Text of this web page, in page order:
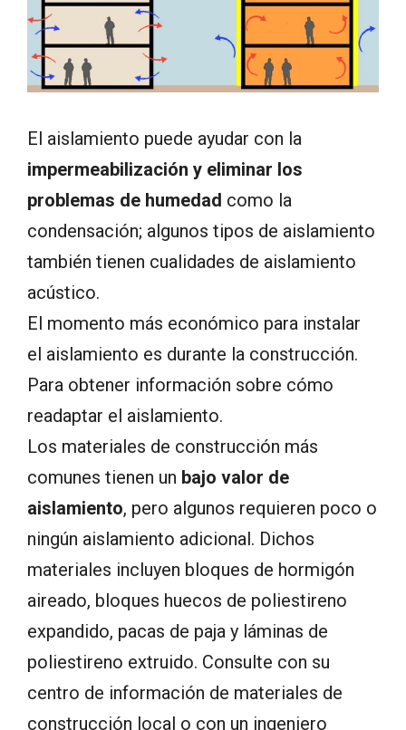
El aislamiento puede ayudar con la
impermeabilización y eliminar los
problemas de humedad como la
condensación; algunos tipos de aislamiento
también tienen cualidades de aislamiento
acústico.
El momento más económico para instalar
el aislamiento es durante la construcción.
Para obtener información sobre cómo
readaptar el aislamiento.
Los materiales de construcción más
comunes tienen un bajo valor de
aislamiento, pero algunos requieren poco o
ningún aislamiento adicional. Dichos
materiales incluyen bloques de hormigón
aireado, bloques huecos de poliestireno
expandido, pacas de paja y láminas de
poliestireno extruido. Consulte con su
centro de información de materiales de
construcción local o con un ingeniero